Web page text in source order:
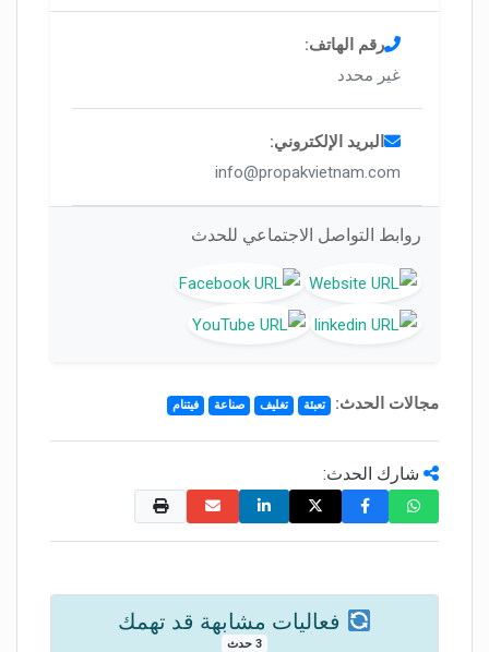
رقم الهاتف:
غير محدد
البريد الإلكتروني:
info@propakvietnam.com
روابط التواصل الاجتماعي للحدث
مجالات الحدث: تعبئة تغليف صناعة فيتنام
شارك الحدث:
فعاليات مشابهة قد تهمك
3 حدث